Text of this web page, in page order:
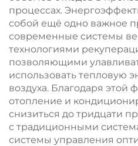
процессах.
собой ещё одно важное
современные системы
технологиями
позволяющими
использовать тепловую
воздуха. Благодаря этой
отопление и
снизиться до тридцати
с традиционными
системы управления